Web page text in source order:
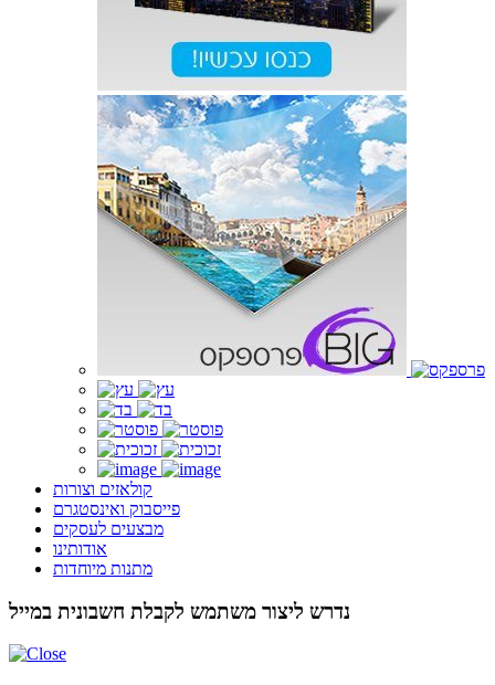
קולאזים וצורות
פייסבוק ואינסטגרם
מבצעים לעסקים
אודותינו
מתנות מיוחדות
נדרש ליצור משתמש לקבלת חשבונית במייל